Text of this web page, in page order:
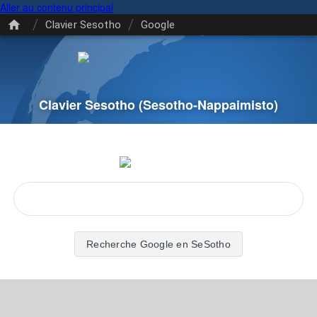
Aller au contenu principal
/ Clavier Sesotho / Google
Clavier Sesotho(Sesotho-Nappaimisto)
Recherche Google en SeSotho